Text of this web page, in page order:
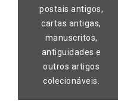
postais antigos,
cartas antigas,
manuscritos,
antiguidades e
outros artigos
colecionáveis.